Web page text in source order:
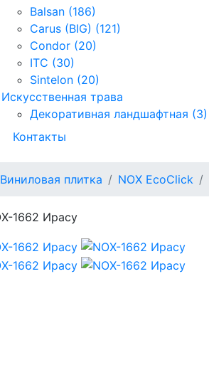
Balsan (186)
Carus (BIG) (121)
Condor (20)
ITC (30)
Sintelon (20)
Искусственная трава
Декоративная ландшафтная (3)
Контакты
Виниловая плитка NOX EcoClick